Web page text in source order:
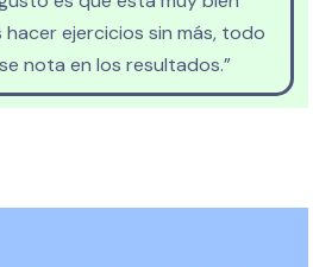
ejercicios sin más, todo
nota en los resultados.”